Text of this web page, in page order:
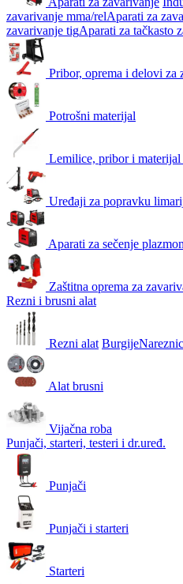
zavarivanje mma/relAparati za
zavarivanje tigAparati za tačkasto
Pribor, oprema i delovi za
Potrošni materijal
Lemilice, pribor i materijal
Uređaji za popravku
Aparati za sečenje
Zaštitna oprema za
Rezni i brusni alat
Rezni alat Burgije
Alat brusni
Vijačna roba
Punjači, starteri, testeri i dr.uređ.
Punjači
Punjači i starteri
Starteri